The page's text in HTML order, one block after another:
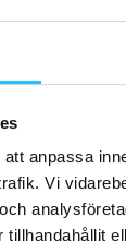
anpassa
Vi
tillhandahållit